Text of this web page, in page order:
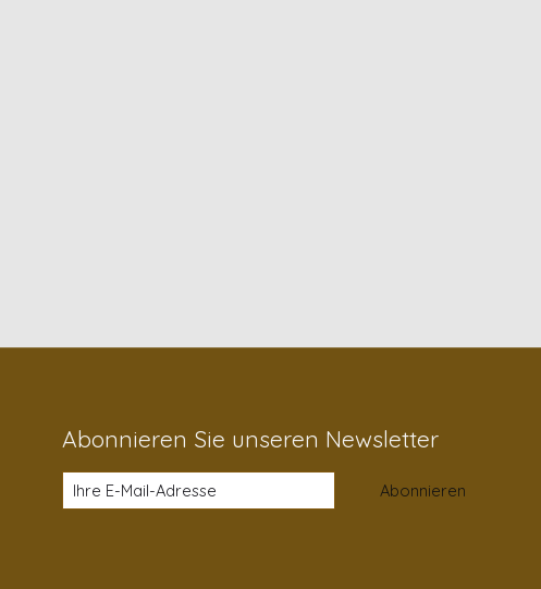
Abonnieren Sie unseren Newsletter
Abonnieren